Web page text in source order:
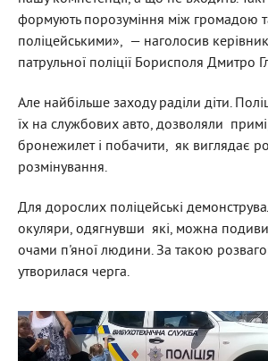
формують порозуміння між громадою
поліцейськими», — наголосив
патрульної поліції Борисполя Дмитро
Але найбільше заходу раділи діти.
їх на службових авто, дозволяли
бронежилет і побачити, як виглядає
розмінування.
Для дорослих поліцейські
окуляри, одягнувши які, можна
очами п'яної людини. За такою
утворилася черга.